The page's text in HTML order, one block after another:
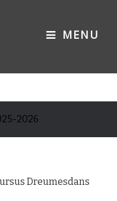
2026
Dreumesdans